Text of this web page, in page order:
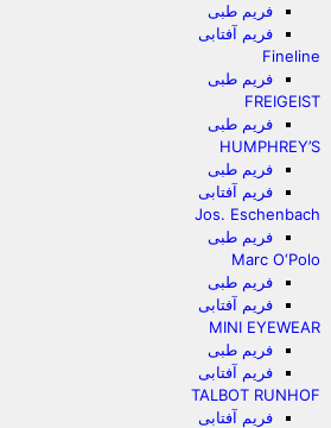
فریم طبی
فریم آفتابی
Fineline
فریم طبی
FREIGEIST
فریم طبی
HUMPHREY’S
فریم طبی
فریم آفتابی
Jos. Eschenbach
فریم طبی
Marc O‘Polo
فریم طبی
فریم آفتابی
MINI EYEWEAR
فریم طبی
فریم آفتابی
TALBOT RUNHOF
فریم آفتابی